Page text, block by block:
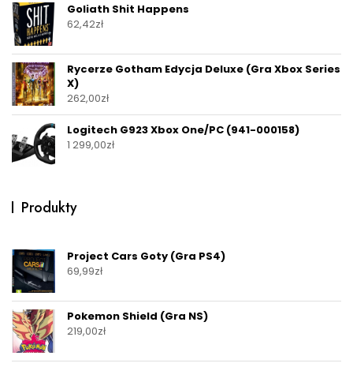
Goliath Shit Happens
62,42zł
Rycerze Gotham Edycja Deluxe (Gra Xbox Series
X)
262,00zł
Logitech G923 Xbox One/PC (941-000158)
1 299,00zł
Produkty
Project Cars Goty (Gra PS4)
69,99zł
Pokemon Shield (Gra NS)
219,00zł